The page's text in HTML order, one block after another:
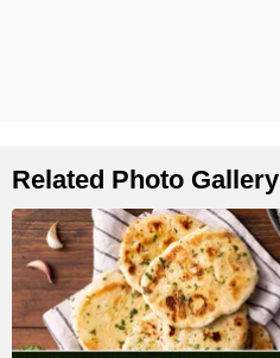
Related Photo Gallery